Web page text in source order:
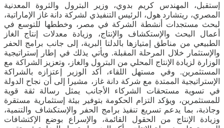
إستقبل، المهندس كريم بدوي، وزير البترول والثروة المعدنية
المصري، ريتشارد هول، الرئيس التنفيذي لشركة دانة غاز الإماراتية،
لبحث مستجدات أنشطة الشركة في مصر، وخططها للتوسع في
أعمال البحث والإستكشاف والإنتاج، وزيادة معدلات إنتاج الغاز
الطبيعي من مناطق إمتيازها بالدلتا البرية، إلى جانب برامج الحفر
والإستثمار خلال المرحلة المقبلة. ويأتي يذلك في إطار إستراتيجية
الوزارة لزيادة الإنتاج المحلي من البترول والغاز، وتعزيز الشراكة مع
المستثمرين. وفي مستهل اللقاء، أكد الوزير إعتزازه بالشراكة
الإستراتيجية الممتدة مع شركة دانة غاز، مشيرا إلى أن نجاح الدولة
في تسوية مستحقات الشركاء الأجانب يمثل رسالة ثقة قوية
للمستثمرين، ويؤكد التزام الحكومة بتوفير بيئة إستثمارية مستقرة
وجاذبة، بما يدعم تسريع تنفيذ برامج الحفر والإستكشاف والتنمية،
وزيادة الإنتاج من الحقول القائمة، والإسراع بوضع الإكتشافات